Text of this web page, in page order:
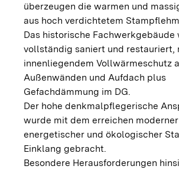
überzeugen die warmen und
aus hoch verdichtetem
Das historische Fachwerkgebäude
vollständig saniert und restauriert,
innenliegendem Vollwärmeschutz
Außenwänden und Aufdach plus
Gefachdämmung im DG.
Der hohe denkmalpflegerische
wurde mit dem erreichen moderner
energetischer und ökologischer
Einklang gebracht.
Besondere Herausforderungen